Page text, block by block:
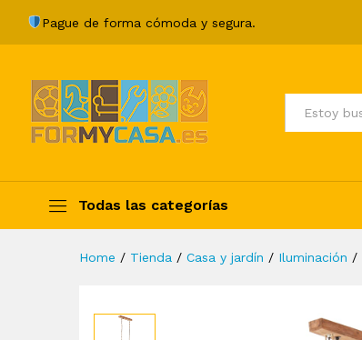
Pague de forma cómoda y segura.
Todos
Todas las categorías
Home / Tienda / Casa y jardín / Iluminación /
Description Specification